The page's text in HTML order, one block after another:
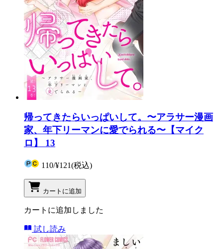
帰ってきたらいっぱいして。〜アラサー漫画
家、年下リーマンに愛でられる〜【マイク
ロ】 13
110/¥121(税込)
カートに追加
カートに追加しました
試し読み